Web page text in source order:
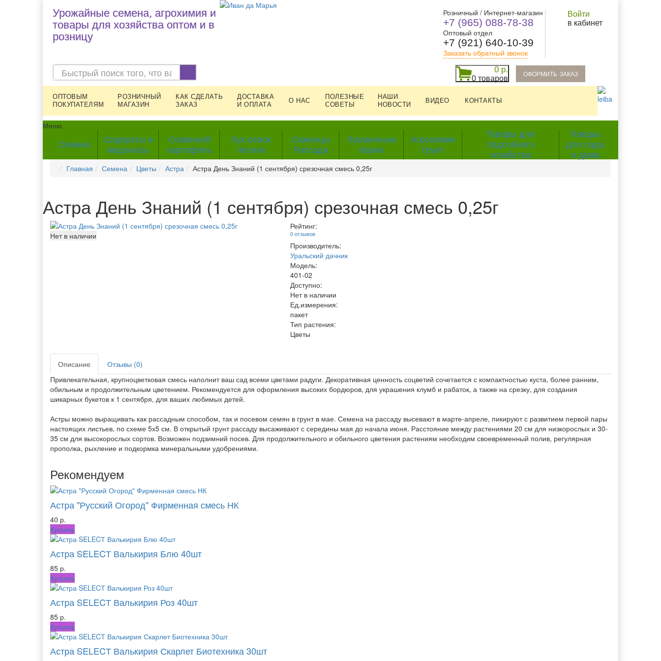
Урожайные семена, агрохимия и
товары для хозяйства оптом и в
розницу
Розничный / Интернет-магазин
+7 (965) 088-78-38
Оптовый отдел
+7 (921) 640-10-39
Заказать обратный звонок
Войти
в кабинет
0 р.
0 товаров
oформить заказ
ОПТОВЫМ
ПОКУПАТЕЛЯМ
РОЗНИЧНЫЙ
МАГАЗИН
КАК СДЕЛАТЬ
ЗАКАЗ
ДОСТАВКА
И ОПЛАТА
О НАС
ПОЛЕЗНЫЕ
СОВЕТЫ
НАШИ
НОВОСТИ
ВИДЕО КОНТАКТЫ
Меню
Семена
Сидераты и
медоносы
Семенной
картофель
Лук-севок
Чеснок
Саженцы
Рассада
Луковичные
Корни
Агрохимия
Грунт
Товары для
подсобного
хозяйства
Товары
для сада
и дома
Главная
Семена Цветы Астра Астра День Знаний (1 сентября) срезочная смесь 0,25г
Астра День Знаний (1 сентября) срезочная смесь 0,25г
Нет в наличии
Рейтинг:
0 отзывов
Производитель:
Уральский дачник
Модель:
401-02
Доступно:
Нет в наличии
Ед.измерения:
пакет
Тип растения:
Цветы
Описание
Отзывы (0)
Привлекательная, крупноцветковая смесь наполнит ваш сад всеми цветами радуги. Декоративная ценность соцветий сочетается с компактностью куста, более ранним,
обильным и продолжительным цветением. Рекомендуется для оформления высоких бордюров, для украшения клумб и рабаток, а также на срезку, для создания
шикарных букетов к 1 сентября, для ваших любимых детей.
Астры можно выращивать как рассадным способом, так и посевом семян в грунт в мае. Семена на рассаду высевают в марте-апреле, пикируют с развитием первой пары
настоящих листьев, по схеме 5х5 см. В открытый грунт рассаду высаживают с середины мая до начала июня. Расстояние между растениями 20 см для низкорослых и 30-
35 см для высокорослых сортов. Возможен подзимний посев. Для продолжительного и обильного цветения растениям необходим своевременный полив, регулярная
прополка, рыхление и подкормка минеральными удобрениями.
Рекомендуем
Астра "Русский Огород" Фирменная смесь НК
40 р.
Купить
Астра SELECТ Валькирия Блю 40шт
85 р.
Купить
Астра SELECТ Валькирия Роз 40шт
85 р.
Купить
Астра SELECТ Валькирия Скарлет Биотехника 30шт